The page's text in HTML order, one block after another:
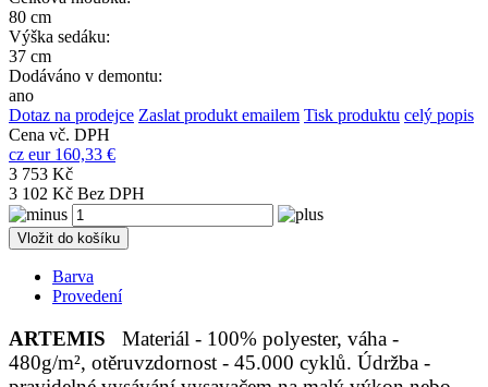
80 cm
Výška sedáku:
37 cm
Dodáváno v demontu:
ano
Dotaz na prodejce Zaslat produkt emailem Tisk produktu celý popis
Cena vč. DPH
cz eur 160,33 €
3 753 Kč
3 102 Kč Bez DPH
Vložit do košíku
Barva
Provedení
ARTEMIS
Materiál - 100% polyester, váha -
480g/m², otěruvzdornost - 45.000 cyklů. Údržba -